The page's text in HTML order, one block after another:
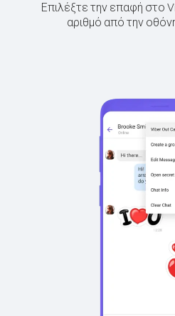
Επιλέξτε την επαφή στο
αριθμό από την